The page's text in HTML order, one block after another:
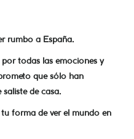
rumbo a España.
todas las emociones y
que sólo han
saliste de casa.
forma de ver el mundo en